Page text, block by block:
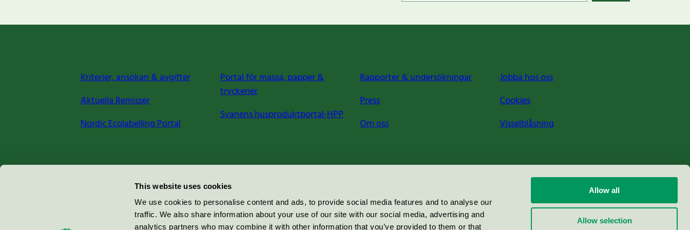
This website uses cookies
We use cookies to personalise content and ads, to provide social media features and to analyse our
traffic. We also share information about your use of our site with our social media, advertising and
analytics partners who may combine it with other information that you’ve provided to them or that
Allow all
Allow selection
Kriterier, ansökan & avgifter
Aktuella Remisser
Nordic Ecolabelling Portal
Portal för massa, papper &
tryckerier
Svanens husproduktportal-HPP
Rapporter & undersökningar
Press
Om oss
Jobba hos oss
Cookies
Visselblåsning
Miljömärkning Sverige AB
100 64